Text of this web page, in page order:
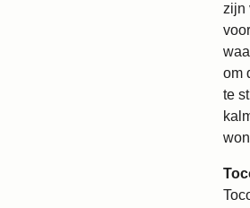
zijn
om
te